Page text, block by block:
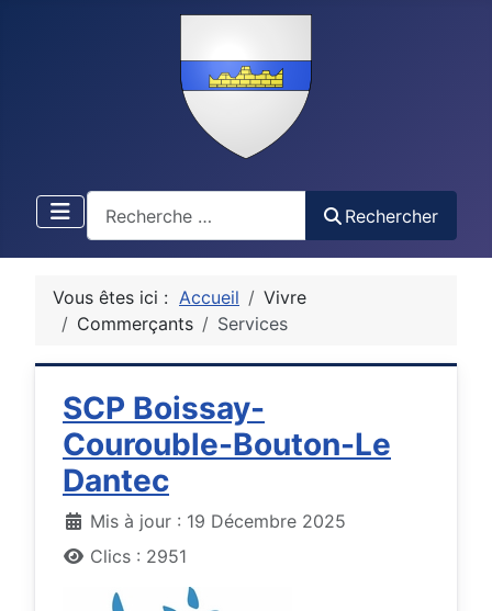
Rechercher
Vous êtes ici : Accueil
Vivre
Commerçants
Services
SCP Boissay-
Courouble-Bouton-Le
Dantec
DétailsMis à jour : 19 Décembre 2025
Clics : 2951